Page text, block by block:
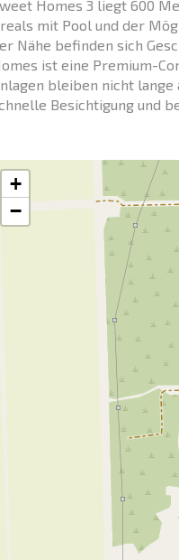
Homes 3 liegt 600
mit Pool und der
Nähe befinden sich
ist eine Premium-
bleiben nicht
Besichtigung und
+
−